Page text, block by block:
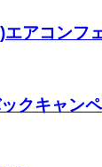
アコンフ
クキャン